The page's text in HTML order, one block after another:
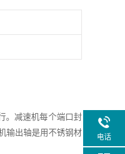
。减速机每个端口封
输出轴是用不锈钢材
电话